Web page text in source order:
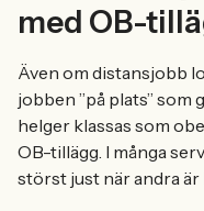
med OB-
Även om distansjobb
jobben ”på plats”
helger klassas som
OB-tillägg. I många
störst just när andra är